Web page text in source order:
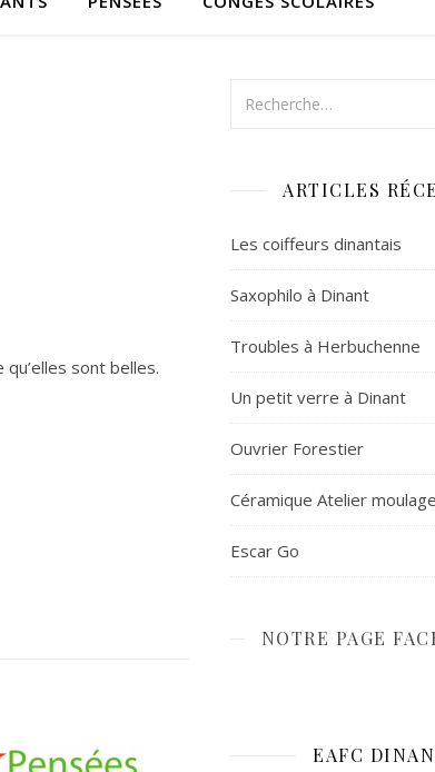
sont belles.
ARTICLES
Les coiffeurs dinantais
Saxophilo à Dinant
Troubles à Herbuchenne
Un petit verre à Dinant
Ouvrier Forestier
Céramique Atelier moulage
Escar Go
NOTRE PAGE
EAFC